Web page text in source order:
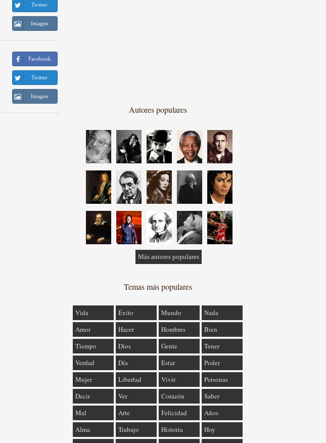
Twitter
Imagen
Facebook
Twitter
Imagen
Autores populares
Más autores populares
Temas más populares
Vida Éxito Mundo
Nada
Amor
Hacer Hombres
Bien
Tiempo
Dios Gente
Tener
Verdad
Día Estar
Poder
Mujer
Libertad Vivir
Personas
Decir
Ver Corazón
Saber
Mal
Arte Felicidad
Años
Alma
Trabajo Historia
Hoy